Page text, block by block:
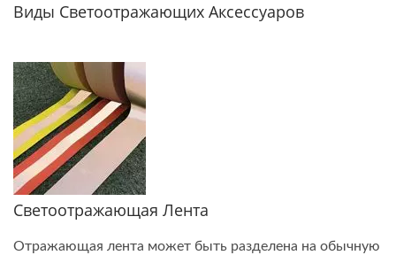
Виды Светоотражающих Аксессуаров
Светоотражающая Лента
Отражающая лента может быть разделена на обычную